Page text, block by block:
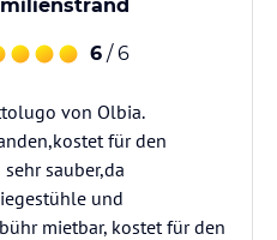
6 / 6
von Olbia.
für den
sauber,da
und
mietbar, kostet für den